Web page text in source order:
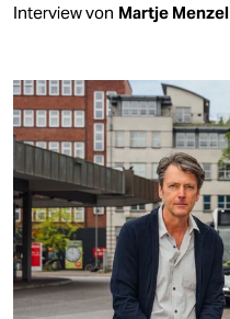
Interview von Martje Menzel